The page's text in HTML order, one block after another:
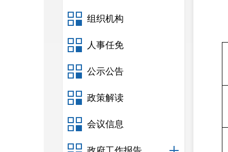
组织机构
人事任免
公示公告
政策解读
会议信息